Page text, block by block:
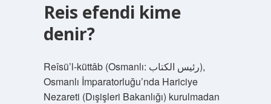
Reis efendi kime
denir?
Reîsü’l-küttâb (Osmanlı: رئيس الكتاب),
Osmanlı İmparatorluğu’nda Hariciye
Nezareti (Dışişleri Bakanlığı) kurulmadan